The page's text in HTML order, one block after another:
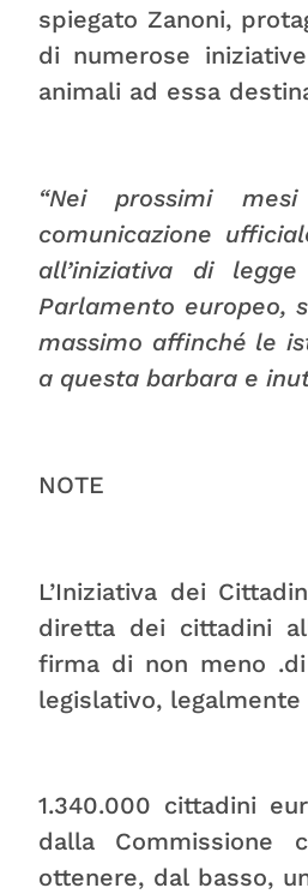
spiegato Zanoni,
di numerose
animali ad essa
“Nei prossimi
comunicazione
all’iniziativa di
Parlamento europeo,
massimo affinché le
a questa barbara e
NOTE
L’Iniziativa dei
diretta dei cittadini
firma di non meno
legislativo,
1.340.000 cittadini
dalla Commissione
ottenere, dal basso,